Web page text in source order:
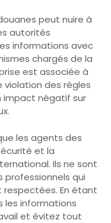
peut nuire à
autorités
informations avec
chargés de la
est associée à
des règles
impact négatif sur
les agents des
et la
Ils ne sont
professionnels qui
respectées. En étant
les informations
et évitez tout